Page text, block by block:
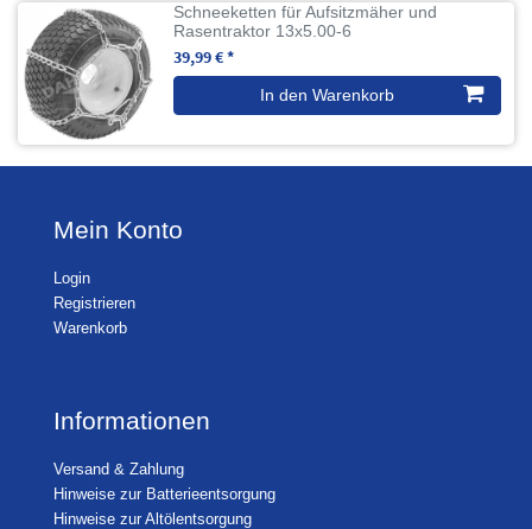
Schneeketten für Aufsitzmäher und
Rasentraktor 13x5.00-6
39,99 € *
In den Warenkorb
Mein Konto
Login
Registrieren
Warenkorb
Informationen
Versand & Zahlung
Hinweise zur Batterieentsorgung
Hinweise zur Altölentsorgung